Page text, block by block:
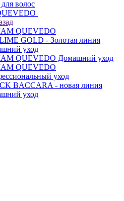
волос
QUEVEDO
GOLD - Золотая линия
уход
QUEVEDO Домашний уход
QUEVEDO
уход
BACCARA - новая линия
уход